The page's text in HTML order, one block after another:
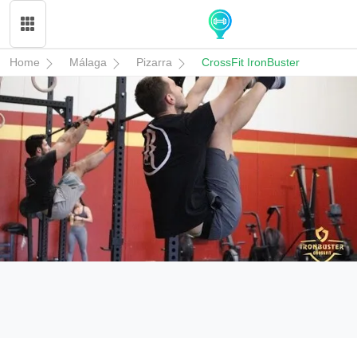
Home Málaga Pizarra CrossFit IronBuster